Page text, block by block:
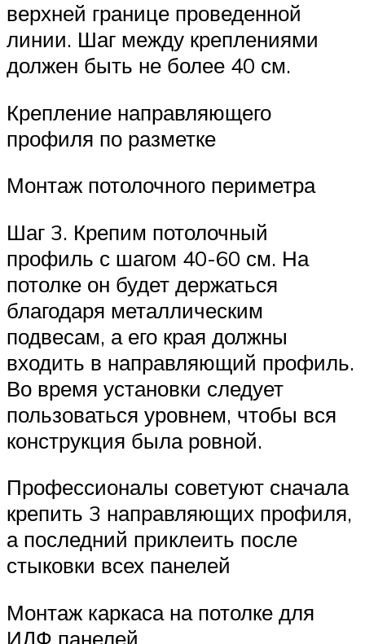
верхней границе проведенной
линии. Шаг между креплениями
должен быть не более 40 см.
Крепление направляющего
профиля по разметке
Монтаж потолочного периметра
Шаг 3. Крепим потолочный
профиль с шагом 40-60 см. На
потолке он будет держаться
благодаря металлическим
подвесам, а его края должны
входить в направляющий профиль.
Во время установки следует
пользоваться уровнем, чтобы вся
конструкция была ровной.
Профессионалы советуют сначала
крепить 3 направляющих профиля,
а последний приклеить после
стыковки всех панелей
Монтаж каркаса на потолке для
ИДФ панелей